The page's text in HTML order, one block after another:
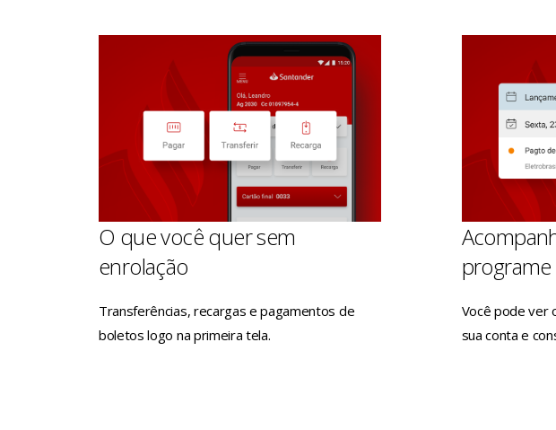
O que você quer sem
enrolação
Transferências, recargas e pagamentos de
boletos logo na primeira tela.
programe
Você pode ver
sua conta e